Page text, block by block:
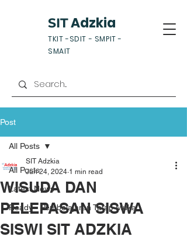
SITAdzkia
TKIT -SDIT - SMPIT -
SMAIT
Post
All Posts
Latest News
Ready - Pembelajaran Tatap Muka
All Posts
WISUDA DAN
PELEPASAN SISWA
SISWI SIT ADZKIA
SIT Adzkia
Jun 24, 2024 1 min read